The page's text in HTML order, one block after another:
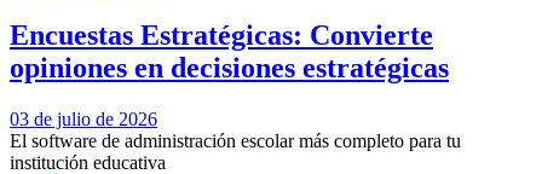
Encuestas Estratégicas: Convierte
opiniones en decisiones estratégicas
03 de julio de 2026
El software de administración escolar más completo para tu
institución educativa